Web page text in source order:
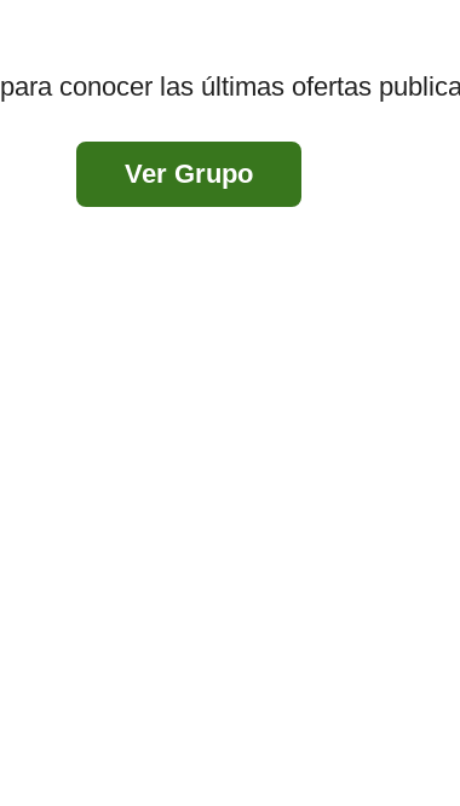
para conocer las últimas ofertas
Ver Grupo